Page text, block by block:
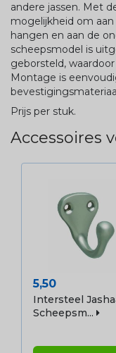
andere jassen. Met
mogelijkheid om
hangen en aan de
scheepsmodel is
geborsteld,
Montage is
Prijs per stuk.
Accessoires
Prijs
5,50
Intersteel
Scheepsm...